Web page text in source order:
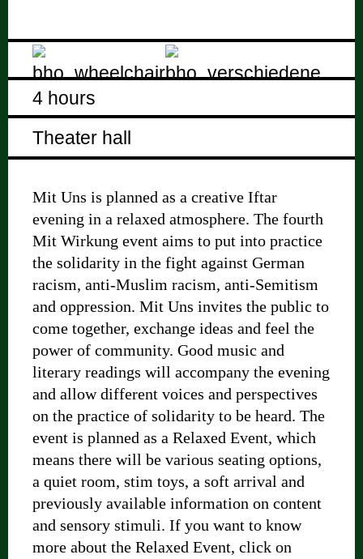
4 hours
Theater hall
Mit Uns is planned as a creative Iftar
evening in a relaxed atmosphere. The fourth
Mit Wirkung event aims to put into practice
the solidarity in the fight against German
racism, anti-Muslim racism, anti-Semitism
and oppression. Mit Uns invites the public to
come together, exchange ideas and feel the
power of community. Good music and
literary readings will accompany the evening
and allow different voices and perspectives
on the practice of solidarity to be heard. The
event is planned as a Relaxed Event, which
means there will be various seating options,
a quiet room, stim toys, a soft arrival and
previously available information on content
and sensory stimuli. If you want to know
more about the Relaxed Event, click on